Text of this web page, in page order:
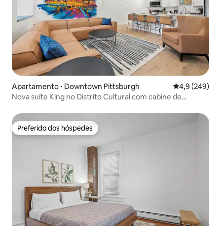
Apartamento ⋅ Downtown Pittsburgh 4,9 de uma
4,9 (249)
Nova suíte King no Distrito Cultural com cabine de
Preferido dos hóspedes
Preferido dos hóspedes